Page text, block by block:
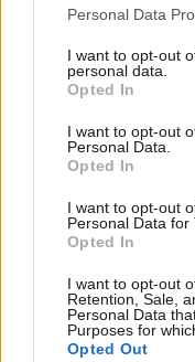
Personal Data
I want to opt-out
personal data.
Opted In
I want to opt-out
Personal Data.
Opted In
I want to opt-out
Personal Data for
Opted In
I want to opt-out
Retention, Sale,
Personal Data
Purposes for
Opted Out
Akkumulátor
A
Elektromos